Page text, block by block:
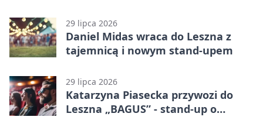
29 lipca 2026
Daniel Midas wraca do Leszna z
tajemnicą i nowym stand-upem
29 lipca 2026
Katarzyna Piasecka przywozi do
Leszna „BAGUS” - stand-up o